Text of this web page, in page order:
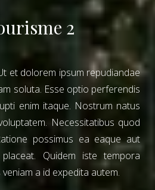
2
et dolorem ipsum repudiandae
soluta. Esse optio perferendis
enim itaque. Nostrum natus
Necessitatibus quod
possimus ea eaque aut
Quidem iste tempora
a id expedita autem.